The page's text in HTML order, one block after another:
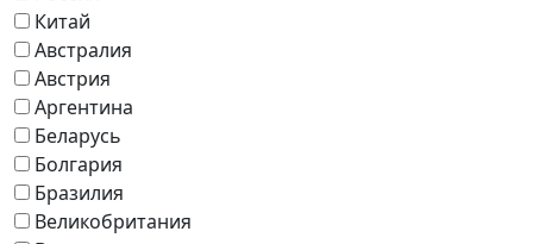
Китай
Австралия
Австрия
Аргентина
Беларусь
Болгария
Бразилия
Великобритания